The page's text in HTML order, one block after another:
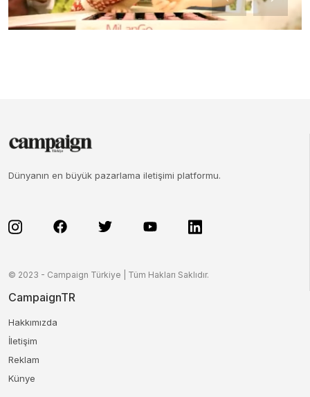
Dünyanın en büyük pazarlama iletişimi platformu.
© 2023 - Campaign Türkiye | Tüm Hakları Saklıdır.
CampaignTR
Hakkımızda
İletişim
Reklam
Künye